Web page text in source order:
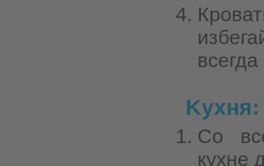
Kухня:
Со
кухне